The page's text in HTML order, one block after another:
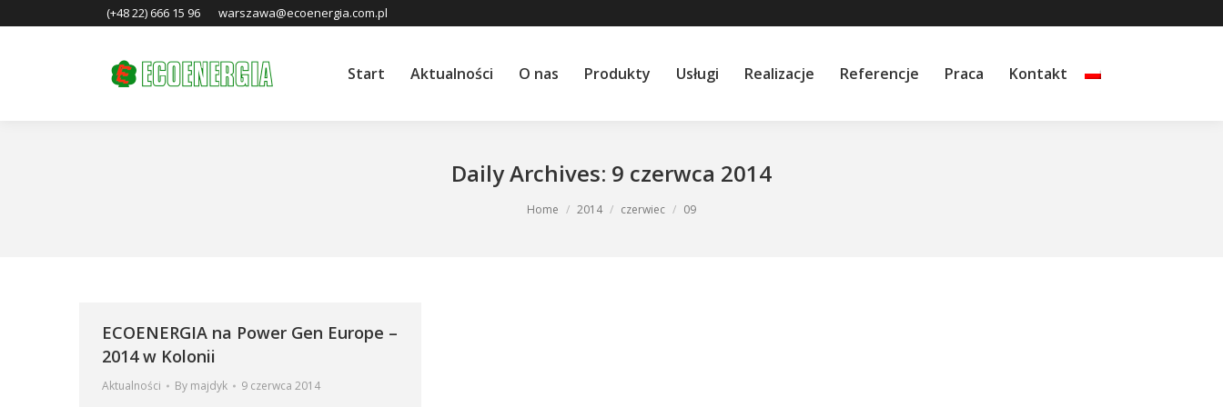
(+48 22) 666 15 96 warszawa@ecoenergia.com.pl
Start Aktualności O nas Produkty Usługi Realizacje Referencje Praca Kontakt
Daily Archives: 9 czerwca 2014
Home 2014 czerwiec 09
ECOENERGIA na Power Gen Europe –
2014 w Kolonii
Aktualności By majdyk 9 czerwca 2014